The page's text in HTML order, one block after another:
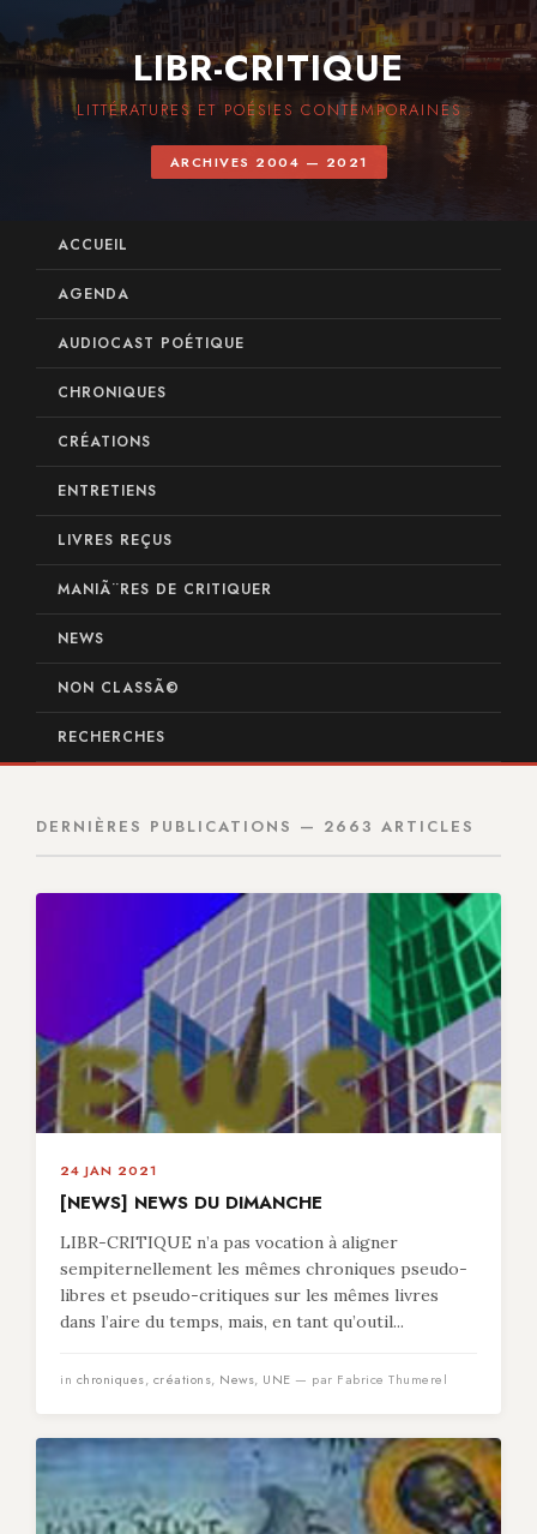
LIBR-CRITIQUE
LITTÉRATURES ET POÉSIES CONTEMPORAINES
ARCHIVES 2004 — 2021
ACCUEIL
AGENDA
AUDIOCAST POÉTIQUE
CHRONIQUES
CRÉATIONS
ENTRETIENS
LIVRES REÇUS
MANIÃ¨RES DE CRITIQUER
NEWS
NON CLASSÃ©
RECHERCHES
DERNIÈRES PUBLICATIONS — 2663 ARTICLES
24 JAN 2021
[NEWS] NEWS DU DIMANCHE
LIBR-CRITIQUE n’a pas vocation à aligner
sempiternellement les mêmes chroniques pseudo-
libres et pseudo-critiques sur les mêmes livres
dans l’aire du temps, mais, en tant qu’outil...
in chroniques, créations, News, UNE — par Fabrice Thumerel